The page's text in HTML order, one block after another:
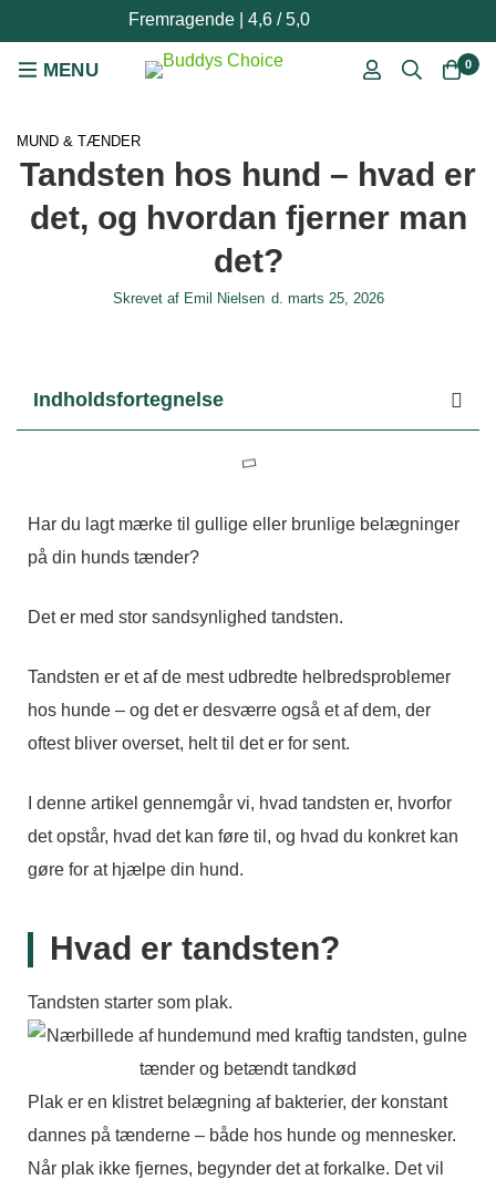
Fremragende | 4,6 / 5,0
0
MUND & TÆNDER
Tandsten hos hund – hvad er
det, og hvordan fjerner man
det?
Skrevet afEmil Nielsen d. marts 25, 2026
Indholdsfortegnelse
Har du lagt mærke til gullige eller brunlige belægninger
på din hunds tænder?
Det er med stor sandsynlighed tandsten.
Tandsten er et af de mest udbredte helbredsproblemer
hos hunde – og det er desværre også et af dem, der
oftest bliver overset, helt til det er for sent.
I denne artikel gennemgår vi, hvad tandsten er, hvorfor
det opstår, hvad det kan føre til, og hvad du konkret kan
gøre for at hjælpe din hund.
Hvad er tandsten?
Tandsten starter som plak.
Plak er en klistret belægning af bakterier, der konstant
dannes på tænderne – både hos hunde og mennesker.
Når plak ikke fjernes, begynder det at forkalke. Det vil